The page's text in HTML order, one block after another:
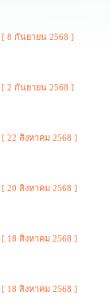
[ 8 กันยายน 2568 ]
[ 2 กันยายน 2568 ]
[ 22 สิงหาคม 2568 ]
[ 20 สิงหาคม 2568 ]
[ 18 สิงหาคม 2568 ]
[ 18 สิงหาคม 2568 ]